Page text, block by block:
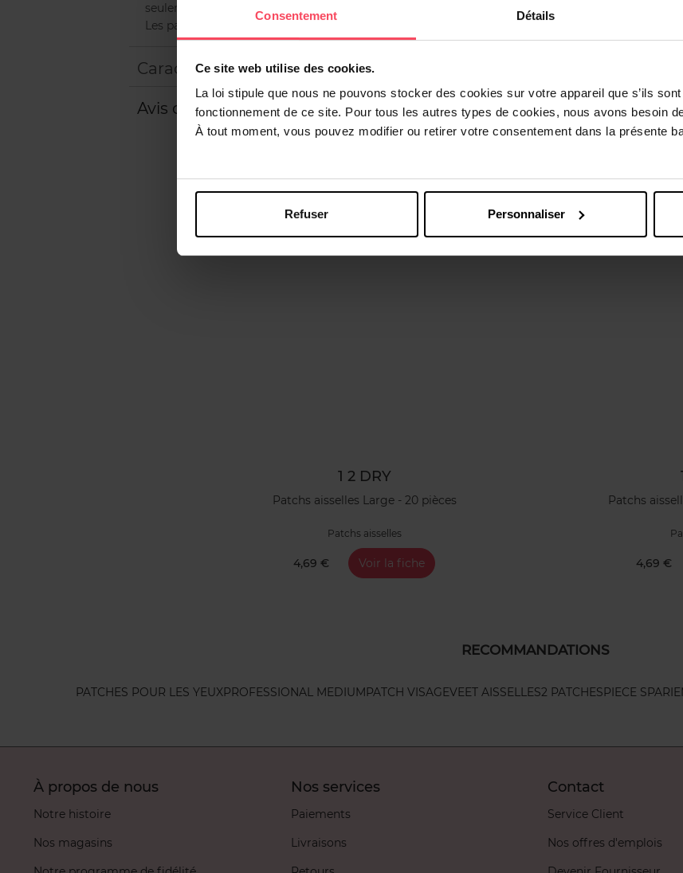
Consentement Détails
Ce site web utilise des cookies.
La loi stipule que nous ne pouvons stocker des cookies sur votre appareil que s’ils
fonctionnement de ce site. Pour tous les autres types de cookies, nous avons besoin
À tout moment, vous pouvez modifier ou retirer votre consentement dans la présente
Refuser Personnaliser
seulement vous éviterez les taches de transpiration, mais vous protégerez aussi vos vêtements.
Les patchs sont à usage unique.
Caractéristiques
Avis client
Vous aimerez peut-être
1 2 DRY
Patchs aisselles Large - 20 pièces
Patchs aisselles
4,69 € Voir la fiche
Patchs
4,69 €
RECOMMANDATIONS
PATCHES POUR LES YEUXPROFESSIONAL MEDIUMPATCH VISAGEVEET AISSELLES2 PATCHESPIECE SPA
À propos de nous
Notre histoire
Nos magasins
Nos services
Paiements
Livraisons
Contact
Service Client
Nos offres d'emplois